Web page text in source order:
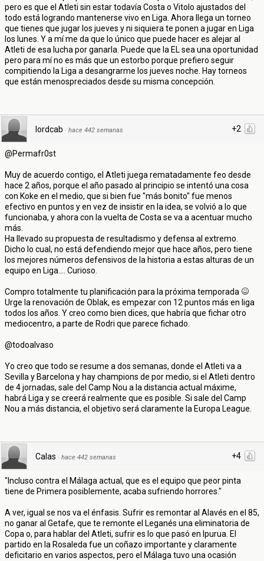
pero es que el Atleti sin estar todavía Costa o Vitolo ajustados del
todo está logrando mantenerse vivo en Liga. Ahora llega un torneo
que tienes que jugar los jueves y ni siquiera te ponen a jugar en Liga
los lunes. Y a mí me da que lo único que puede hacer es alejar al
Atleti de esa lucha por ganarla. Puede que la EL sea una oportunidad
pero para mí no es más que un estorbo porque prefiero seguir
compitiendo la Liga a desangrarme los jueves noche. Hay torneos
que están menospreciados desde su misma concepción.
+2
lordcab · hace 442 semanas
@Permafr0st
Muy de acuerdo contigo, el Atleti juega rematadamente feo desde
hace 2 años, porque el año pasado al principio se intentó una cosa
con Koke en el medio, que si bien fue "más bonito" fue menos
efectivo en puntos y en vez de insistir en la idea, se volvió a lo que
funcionaba, y ahora con la vuelta de Costa se va a acentuar mucho
más.
Ha llevado su propuesta de resultadismo y defensa al extremo.
Dicho lo cual, no está defendiendo mejor que hace años, pero tiene
los mejores números defensivos de la historia a estas alturas de un
equipo en Liga.... Curioso.
Compro totalmente tu planificación para la próxima temporada
Urge la renovación de Oblak, es empezar con 12 puntos más en liga
todos los años. Y creo como bien dices, que habría que fichar otro
mediocentro, a parte de Rodri que parece fichado.
@todoalvaso
Yo creo que todo se resume a dos semanas, donde el Atleti va a
Sevilla y Barcelona y hay champions de por medio, si el Atleti dentro
de 4 jornadas, sale del Camp Nou a la distancia actual máxime,
habrá Liga y se creerá realmente que es posible. Si sale del Camp
Nou a más distancia, el objetivo será claramente la Europa League.
+4
Calas · hace 442 semanas
"Incluso contra el Málaga actual, que es el equipo que peor pinta
tiene de Primera posiblemente, acaba sufriendo horrores."
A ver, igual se nos va el énfasis. Sufrir es remontar al Alavés en el 85,
no ganar al Getafe, que te remonte el Leganés una eliminatoria de
Copa o, para hablar del Atleti, sufrir es lo que pasó en Ipurua. El
partido en la Rosaleda fue un coñazo importante y claramente
deficitario en varios aspectos, pero el Málaga tuvo una ocasión